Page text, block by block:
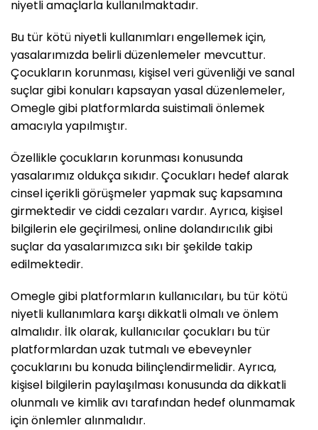
niyetli amaçlarla kullanılmaktadır.
Bu tür kötü niyetli kullanımları engellemek için,
yasalarımızda belirli düzenlemeler mevcuttur.
Çocukların korunması, kişisel veri güvenliği ve sanal
suçlar gibi konuları kapsayan yasal düzenlemeler,
Omegle gibi platformlarda suistimali önlemek
amacıyla yapılmıştır.
Özellikle çocukların korunması konusunda
yasalarımız oldukça sıkıdır. Çocukları hedef alarak
cinsel içerikli görüşmeler yapmak suç kapsamına
girmektedir ve ciddi cezaları vardır. Ayrıca, kişisel
bilgilerin ele geçirilmesi, online dolandırıcılık gibi
suçlar da yasalarımızca sıkı bir şekilde takip
edilmektedir.
Omegle gibi platformların kullanıcıları, bu tür kötü
niyetli kullanımlara karşı dikkatli olmalı ve önlem
almalıdır. İlk olarak, kullanıcılar çocukları bu tür
platformlardan uzak tutmalı ve ebeveynler
çocuklarını bu konuda bilinçlendirmelidir. Ayrıca,
kişisel bilgilerin paylaşılması konusunda da dikkatli
olunmalı ve kimlik avı tarafından hedef olunmamak
için önlemler alınmalıdır.